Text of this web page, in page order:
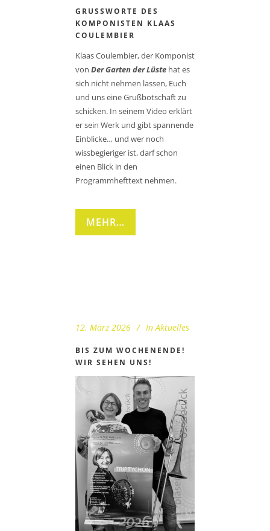
GRUSSWORTE DES K
OMPONISTEN KLAAS C
OULEMBIER
Klaas Coulembier, der Komponist
von Der Garten der Lüste hat es
sich nicht nehmen lassen, Euch
und uns eine Grußbotschaft zu
schicken. In seinem Video erklärt
er sein Werk und gibt spannende
Einblicke… und wer noch
wissbegieriger ist, darf schon
einen Blick in den
Programmhefttext nehmen.
MEHR…
12. März 2026 In Aktuelles
BIS ZUM WOCHENENDE!
WIR SEHEN UNS!